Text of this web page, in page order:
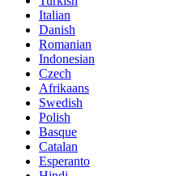
Italian
Danish
Romanian
Indonesian
Czech
Afrikaans
Swedish
Polish
Basque
Catalan
Esperanto